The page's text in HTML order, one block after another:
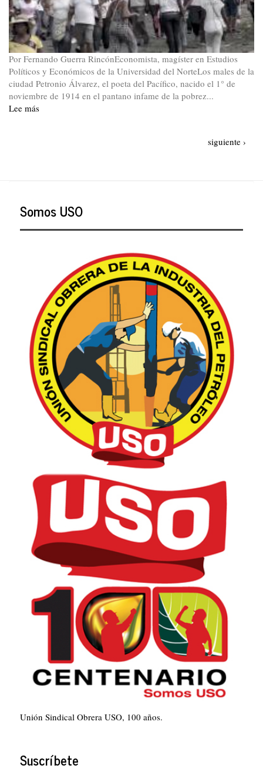
cumpla!
Por Fernando Guerra RincónEconomista, magíster en Estudios
Políticos y Económicos de la Universidad del NorteLos males de la
ciudad Petronio Álvarez, el poeta del Pacífico, nacido el 1° de
noviembre de 1914 en el pantano infame de la pobrez...
Lee más
Puerto
opulento,
ciudad
Siguiente
siguiente ›
Somos USO
Unión Sindical Obrera USO, 100 años.
Suscríbete